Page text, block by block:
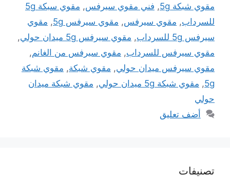
مقوي شبكة 5g
, فني مقوي سيرفس,
مقوي سبكة 5g
للسرداب, مقوي سيرفس, مقوي سيرفس 5g , مقوي
سيرفس 5g للسرداب
, مقوي سيرفس 5g ميدان حولي
,
مقوي سيرفس للسرداب, مقوي سيرفس من الغانم,
مقوي سيرفس ميدان حولي, مقوي شبكة, مقوي شبكة
5g
, مقوي شبكة 5g ميدان حولي , مقوي شبكة ميدان
حولي
أضف تعليق
تصنيفات